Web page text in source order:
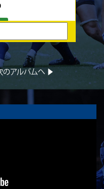
京都産業大学
のアルバムへ ▶︎